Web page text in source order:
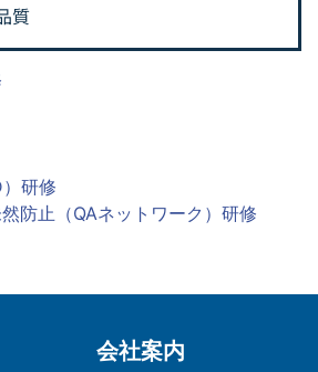
質
研修
防止（QAネットワーク）研修
会社案内